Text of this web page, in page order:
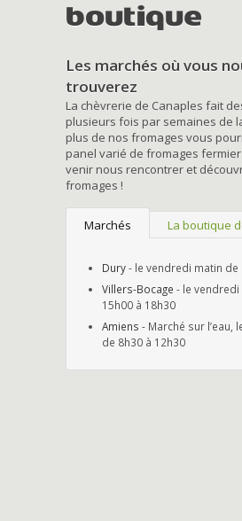
boutique
Les marchés où vous
trouverez
La chèvrerie de Canaples fait
plusieurs fois par semaines de
plus de nos fromages vous
panel varié de fromages fermier
venir nous rencontrer et
fromages !
Marchés La boutique
Dury- le vendredi matin de
Villers-Bocage - le
15h00 à 18h30
Amiens - Marché sur l’eau,
de 8h30 à 12h30